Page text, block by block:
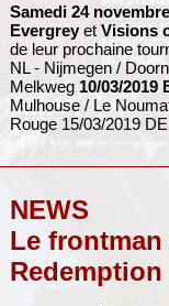
Samedi 24
Evergreyet Visions
de leur prochaine
NL - Nijmegen /
Melkweg 10/03/2019
Mulhouse / Le
Rouge 15/03/2019
NEWS
Le
Redemption